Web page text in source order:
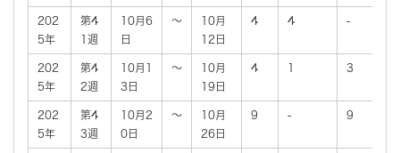
202
5年
第4
1週
10月6
日
～
10月
12日
4 4 -
202
5年
第4
2週
10月1
3日
～
10月
19日
4 1 3
202
5年
第4
3週
10月2
0日
～
10月
26日
9 - 9